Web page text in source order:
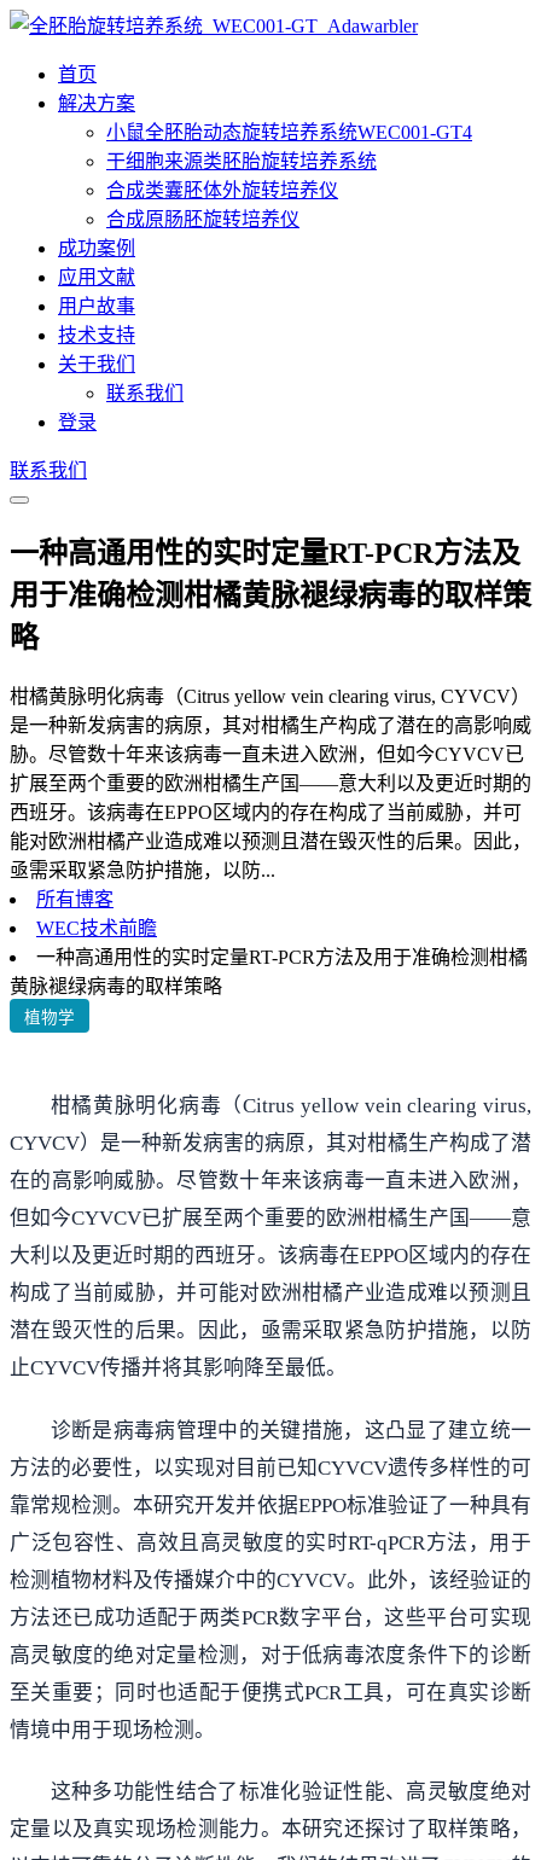
首页
解决方案
小鼠全胚胎动态旋转培养系统WEC001-GT4
干细胞来源类胚胎旋转培养系统
合成类囊胚体外旋转培养仪
合成原肠胚旋转培养仪
成功案例
应用文献
用户故事
技术支持
关于我们
联系我们
登录
联系我们
一种高通用性的实时定量RT-PCR方法及
用于准确检测柑橘黄脉褪绿病毒的取样策
略
柑橘黄脉明化病毒（Citrus yellow vein clearing virus, CYVCV）
是一种新发病害的病原，其对柑橘生产构成了潜在的高影响威
胁。尽管数十年来该病毒一直未进入欧洲，但如今CYVCV已
扩展至两个重要的欧洲柑橘生产国——意大利以及更近时期的
西班牙。该病毒在EPPO区域内的存在构成了当前威胁，并可
能对欧洲柑橘产业造成难以预测且潜在毁灭性的后果。因此，
亟需采取紧急防护措施，以防...
所有博客
WEC技术前瞻
一种高通用性的实时定量RT-PCR方法及用于准确检测柑橘
黄脉褪绿病毒的取样策略
植物学
柑橘黄脉明化病毒（Citrus yellow vein clearing virus,
CYVCV）是一种新发病害的病原，其对柑橘生产构成了潜
在的高影响威胁。尽管数十年来该病毒一直未进入欧洲，
但如今CYVCV已扩展至两个重要的欧洲柑橘生产国——意
大利以及更近时期的西班牙。该病毒在EPPO区域内的存在
构成了当前威胁，并可能对欧洲柑橘产业造成难以预测且
潜在毁灭性的后果。因此，亟需采取紧急防护措施，以防
止CYVCV传播并将其影响降至最低。
诊断是病毒病管理中的关键措施，这凸显了建立统一
方法的必要性，以实现对目前已知CYVCV遗传多样性的可
靠常规检测。本研究开发并依据EPPO标准验证了一种具有
广泛包容性、高效且高灵敏度的实时RT-qPCR方法，用于
检测植物材料及传播媒介中的CYVCV。此外，该经验证的
方法还已成功适配于两类PCR数字平台，这些平台可实现
高灵敏度的绝对定量检测，对于低病毒浓度条件下的诊断
至关重要；同时也适配于便携式PCR工具，可在真实诊断
情境中用于现场检测。
这种多功能性结合了标准化验证性能、高灵敏度绝对
定量以及真实现场检测能力。本研究还探讨了取样策略，